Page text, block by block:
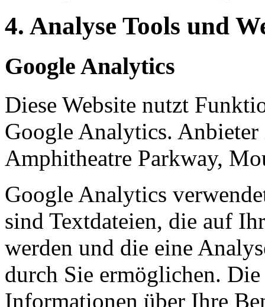
4. Analyse Tools und
Google Analytics
Diese Website nutzt
Google Analytics.
Amphitheatre Parkway,
Google Analytics
sind Textdateien, die auf
werden und die eine
durch Sie ermöglichen.
Informationen über Ihre